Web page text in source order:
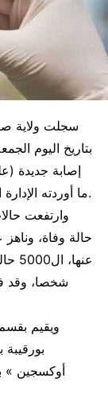
سجلت ولاية
ما أوردته الإدارة الجهوية للصحة بصفاقس في صفحتها الرسمية.
حالة وفاة،
ويقيم